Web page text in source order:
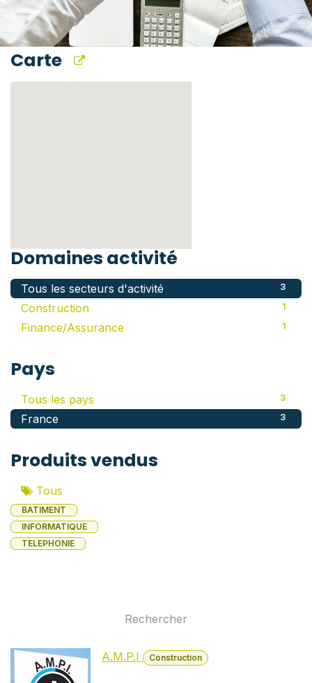
Carte
Domaines activité
3
Tous les secteurs d'activité
1
Construction
1
Finance/Assurance
Pays
3
Tous les pays
3
France
Produits vendus
Tous
BATIMENT
INFORMATIQUE
TELEPHONIE
A.M.P.I Construction